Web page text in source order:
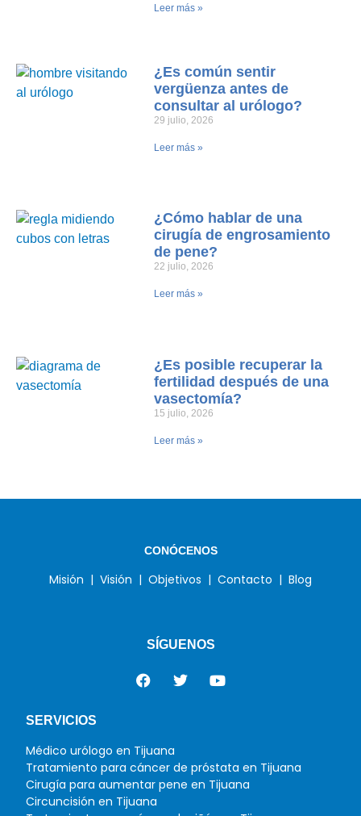
Leer más »
¿Es común sentir
vergüenza antes de
consultar al urólogo?
29 julio, 2026
Leer más »
¿Cómo hablar de una
cirugía de engrosamiento
de pene?
22 julio, 2026
Leer más »
¿Es posible recuperar la
fertilidad después de una
vasectomía?
15 julio, 2026
Leer más »
CONÓCENOS
Misión | Visión | Objetivos | Contacto | Blog
SÍGUENOS
SERVICIOS
Médico urólogo en Tijuana
Tratamiento para cáncer de próstata en Tijuana
Cirugía para aumentar pene en Tijuana
Circuncisión en Tijuana